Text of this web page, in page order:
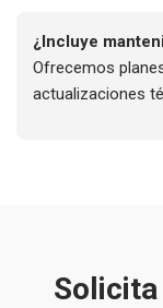
¿Incluye
Ofrecemos
actualizaciones